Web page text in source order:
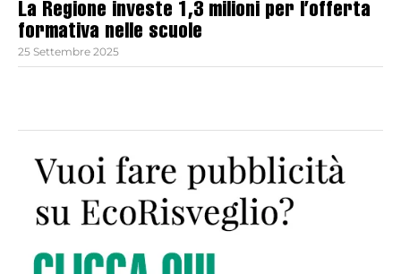
La Regione investe 1,3 milioni per l’offerta
formativa nelle scuole
25 Settembre 2025